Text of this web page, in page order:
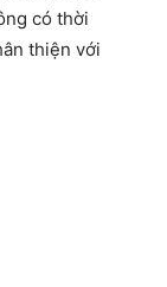
có thời
thiện với